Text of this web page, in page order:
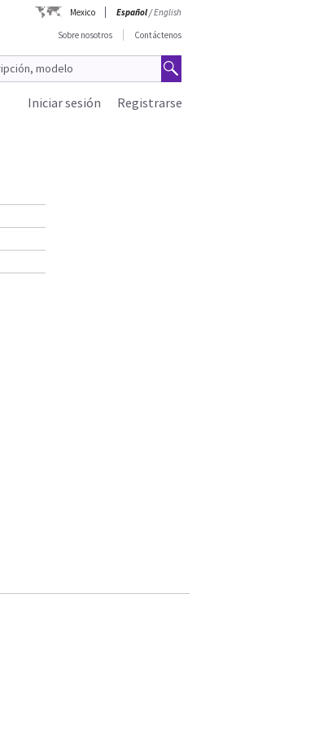
Mexico Español/English
Sobre nosotros
Contáctenos
Registrarse
Iniciar sesión